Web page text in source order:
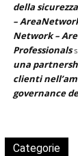
della
–
Network –
Professionals
una
clienti
governance
Categorie